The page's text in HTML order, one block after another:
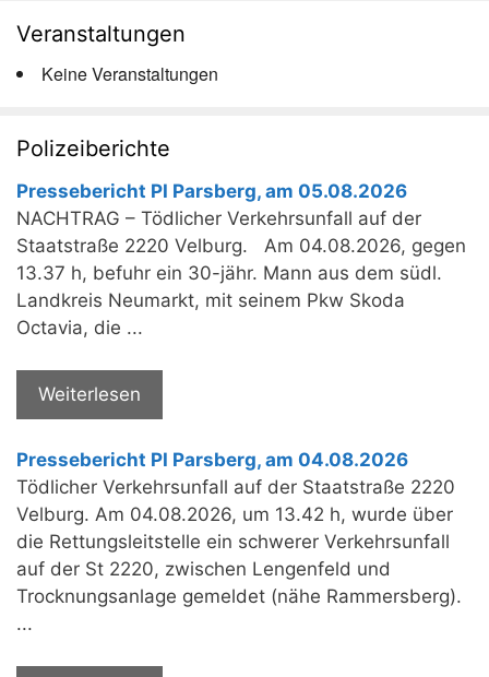
Veranstaltungen
Keine Veranstaltungen
Polizeiberichte
Pressebericht PI Parsberg, am 05.08.2026
NACHTRAG – Tödlicher Verkehrsunfall auf der
Staatstraße 2220 Velburg. Am 04.08.2026, gegen
13.37 h, befuhr ein 30-jähr. Mann aus dem südl.
Landkreis Neumarkt, mit seinem Pkw Skoda
Octavia, die ...
Weiterlesen
Pressebericht PI Parsberg, am 04.08.2026
Tödlicher Verkehrsunfall auf der Staatstraße 2220
Velburg. Am 04.08.2026, um 13.42 h, wurde über
die Rettungsleitstelle ein schwerer Verkehrsunfall
auf der St 2220, zwischen Lengenfeld und
Trocknungsanlage gemeldet (nähe Rammersberg).
...